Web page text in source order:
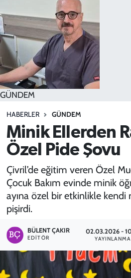
GÜNDEM
HABERLER GÜNDEM
Minik Ellerden
Özel Pide Şovu
Çivril’de eğitim veren Özel
Çocuk Bakım evinde minik
ayına özel bir etkinlikle kendi
pişirdi.
BÜLENT ÇAKIR
EDITÖR
02.03.2026 -
YAYINLANMA
SPOR
TEKNOLOJİ
YAŞAM